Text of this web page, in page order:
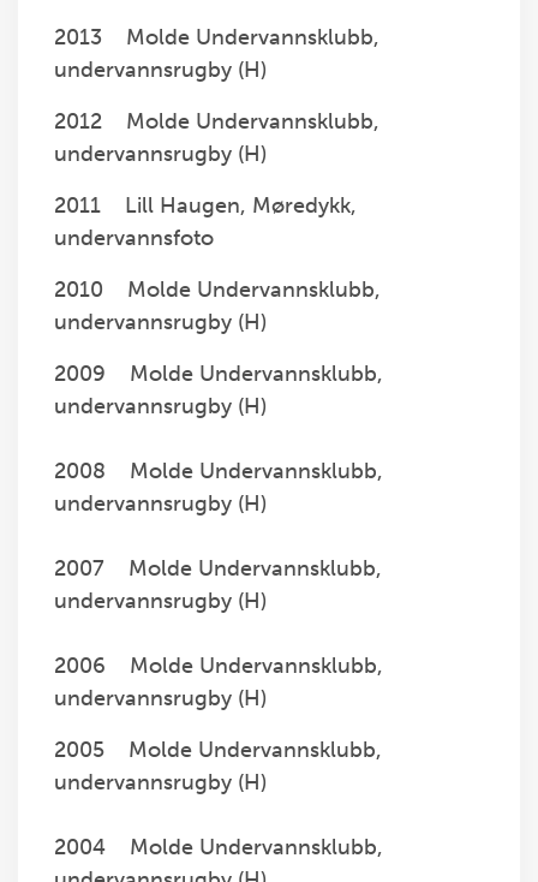
2013 Molde Undervannsklubb,
undervannsrugby (H)
2012 Molde Undervannsklubb,
undervannsrugby (H)
2011 Lill Haugen, Møredykk,
undervannsfoto
2010 Molde Undervannsklubb,
undervannsrugby (H)
2009 Molde Undervannsklubb,
undervannsrugby (H)
2008 Molde Undervannsklubb,
undervannsrugby (H)
2007 Molde Undervannsklubb,
undervannsrugby (H)
2006 Molde Undervannsklubb,
undervannsrugby (H)
2005 Molde Undervannsklubb,
undervannsrugby (H)
2004 Molde Undervannsklubb,